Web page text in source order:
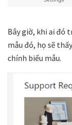
Bây giờ, khi ai đó
mẫu đó, họ sẽ
chính biểu mẫu.